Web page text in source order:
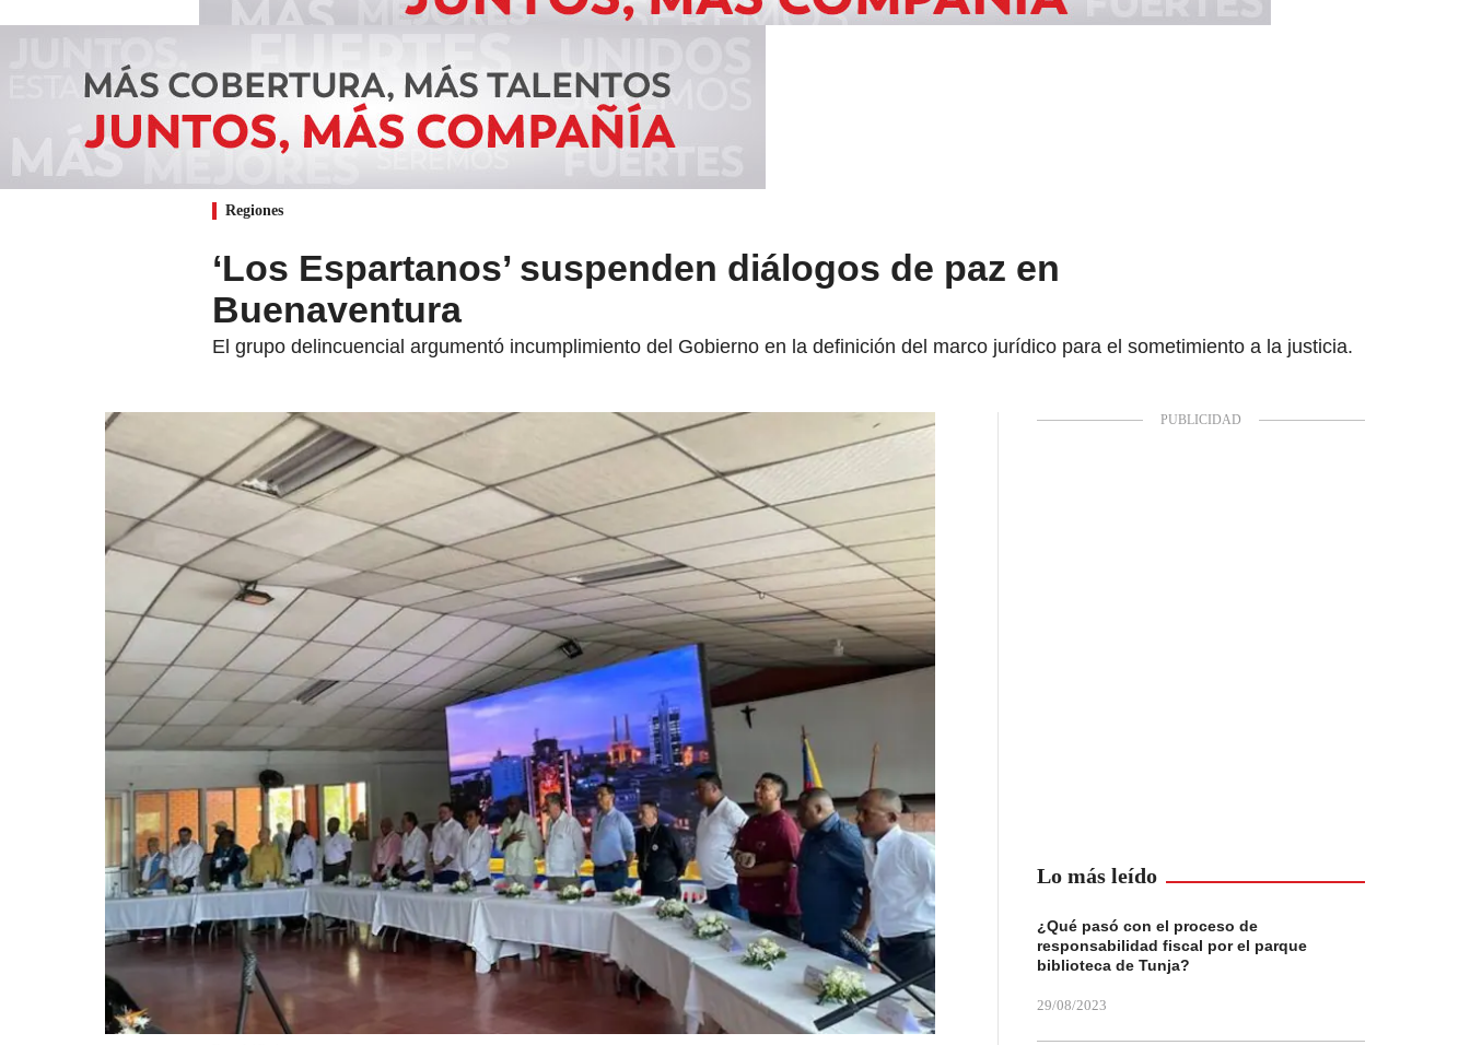
Regiones
‘Los Espartanos’ suspenden diálogos de paz en
Buenaventura
El grupo delincuencial argumentó incumplimiento del Gobierno en la definición del marco jurídico para el sometimiento a la justicia.
Lo más leído
¿Qué pasó con el proceso de
responsabilidad fiscal por el parque
biblioteca de Tunja?
29/08/2023